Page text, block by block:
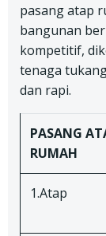
pasang atap
bangunan
kompetitif,
tenaga
dan rapi.
PASANG
RUMAH
1.Atap